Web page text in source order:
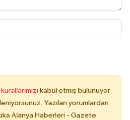
kabul etmiş bulunuyor
Yazılan yorumlardan
Alanya Haberleri - Gazete